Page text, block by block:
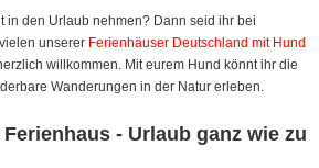
in den Urlaub nehmen? Dann seid ihr bei
unserer Ferienhäuser Deutschland mit Hund
willkommen. Mit eurem Hund könnt ihr die
Wanderungen in der Natur erleben.
- Urlaub ganz wie zu